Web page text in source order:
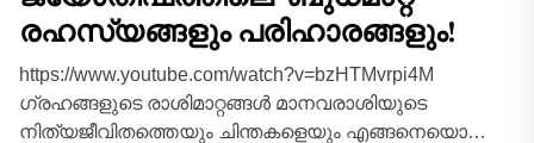
രഹസ്യങ്ങളും പരിഹാരങ്ങളും!
https://www.youtube.com/watch?v=bzHTMvrpi4M
ഗ്രഹങ്ങളുടെ രാശിമാറ്റങ്ങൾ മാനവരാശിയുടെ
നിത്യജീവിതത്തെയും ചിന്തകളെയും എങ്ങനെയൊക്കെ